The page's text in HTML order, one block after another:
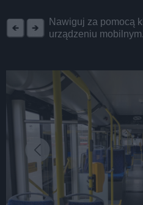
Nawiguj za pomocą
urządzeniu mobilnym.